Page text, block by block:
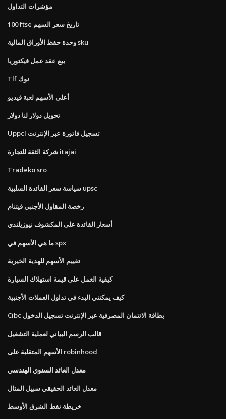
مؤشرات التداول
100 ftse تاريخ سعر السهم
وحدة حفظ الأوراق المالية sku
بيع عقد عمل فيكتوريا
Tlf نوك
أعلى الأسهم لعبة فيديو
تحويل دولار لنا دولار
Uppcl تسجيل فاتورة عبر الإنترنت
شركة الثقة للتجارة itajai
Tradeko sro
سياسة سعر الفائدة السلبية upsc
رخصة المقاول الأجنبي فيتنام
أسعار الفائدة على المكشوف نيوزيلندي
ما هي الأسهم في spx
تقييم الأسهم للهدية الخيرية
كيفية العمل على قيمة استهلاك السيارة
كيف يمكنني البدء في تداول العملات الأجنبية
Cibc بطاقة الائتمان المصرفية عبر الإنترنت تسجيل الدخول
قالب الرسم البياني لعملية التشغيل
الأسهم المتقلبة على robinhood
معدل العائد السنوي الهندسي
معدل العائد الحقيقي سبيل المثال
خريطة نفط الشرق الأوسط